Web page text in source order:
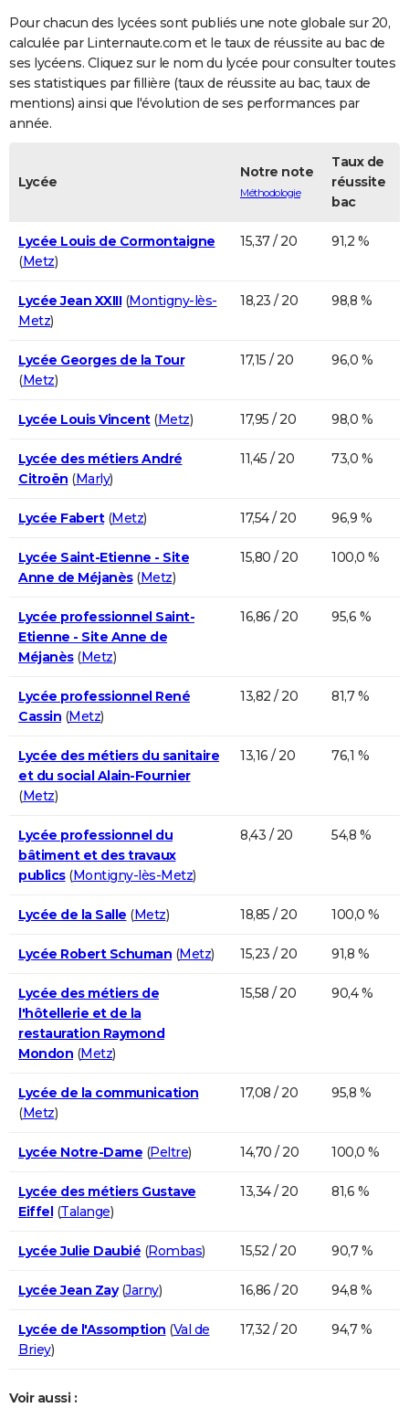
COPAINS D'AVANT
S'inscrire
Se connecter
Lycées
Collèges
Primaires
Universités
Entreprises
Service militaire
Avis de recherche
AVIS DE DÉCÈS
FORUM
Bricolage
Lifestyle
Culture
Sport
Auto
Television
Voyage
Cinema
Pour chacun des lycées sont publiés une note globale sur 20,
calculée par Linternaute.com et le taux de réussite au bac de
ses lycéens. Cliquez sur le nom du lycée pour consulter toutes
ses statistiques par fillière (taux de réussite au bac, taux de
mentions) ainsi que l'évolution de ses performances par
année.
Lycée
Notre note
Méthodologie
Taux de
réussite
bac
Lycée Louis de Cormontaigne
(Metz)
15,37 / 20 91,2 %
Lycée Jean XXIII(Montigny-lès-
Metz)
18,23 / 20 98,8 %
Lycée Georges de la Tour
(Metz)
17,15 / 20 96,0 %
Lycée Louis Vincent(Metz) 17,95 / 20 98,0 %
Lycée des métiers André
Citroën (Marly)
11,45 / 20 73,0 %
Lycée Fabert(Metz) 17,54 / 20 96,9 %
Lycée Saint-Etienne - Site
Anne de Méjanès(Metz)
15,80 / 20 100,0 %
Lycée professionnel Saint-
Etienne - Site Anne de
Méjanès(Metz)
16,86 / 20 95,6 %
Lycée professionnel René
Cassin (Metz)
13,82 / 20 81,7 %
Lycée des métiers du sanitaire
et du social Alain-Fournier
(Metz)
13,16 / 20 76,1 %
Lycée professionnel du
bâtiment et des travaux
publics(Montigny-lès-Metz)
8,43 / 20 54,8 %
Lycée de la Salle (Metz) 18,85 / 20 100,0 %
Lycée Robert Schuman (Metz) 15,23 / 20 91,8 %
Lycée des métiers de
l'hôtellerie et de la
restauration Raymond
Mondon (Metz)
15,58 / 20 90,4 %
Lycée de la communication
(Metz)
17,08 / 20 95,8 %
Lycée Notre-Dame (Peltre) 14,70 / 20 100,0 %
Lycée des métiers Gustave
Eiffel(Talange)
13,34 / 20 81,6 %
Lycée Julie Daubié (Rombas) 15,52 / 20 90,7 %
Lycée Jean Zay(Jarny) 16,86 / 20 94,8 %
Lycée de l'Assomption (Val de
Briey)
17,32 / 20 94,7 %
Voir aussi :